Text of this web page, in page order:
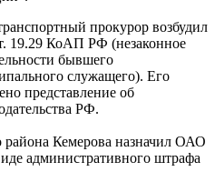
прокурор возбудил
19.29 КоАП РФ (незаконное
бывшего
служащего). Его
представление об
РФ.
Кемерова назначил ОАО
административного штрафа